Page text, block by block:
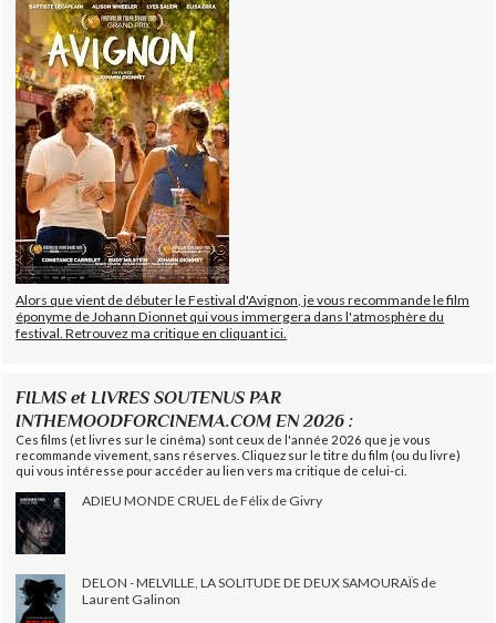
Alors que vient de débuter le Festival d'Avignon, je vous recommande le film
éponyme de Johann Dionnet qui vous immergera dans l'atmosphère du
festival. Retrouvez ma critique en cliquant ici.
FILMS et LIVRES SOUTENUS PAR
INTHEMOODFORCINEMA.COM EN 2026 :
Ces films (et livres sur le cinéma) sont ceux de l'année 2026 que je vous
recommande vivement, sans réserves. Cliquez sur le titre du film (ou du livre)
qui vous intéresse pour accéder au lien vers ma critique de celui-ci.
ADIEU MONDE CRUEL de Félix de Givry
DELON - MELVILLE, LA SOLITUDE DE DEUX SAMOURAÏS de
Laurent Galinon